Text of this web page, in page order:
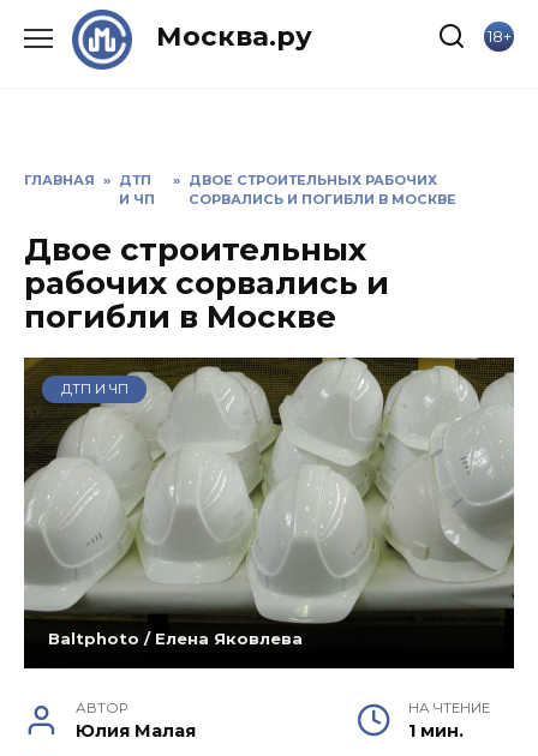
Москва.ру 18+
ГЛАВНАЯ » ДТП
И ЧП
» ДВОЕ СТРОИТЕЛЬНЫХ РАБОЧИХ
СОРВАЛИСЬ И ПОГИБЛИ В МОСКВЕ
Двое строительных
рабочих сорвались и
погибли в Москве
ДТП И ЧП
Baltphoto / Елена Яковлева
АВТОР
Юлия Малая
НА ЧТЕНИЕ
1 мин.